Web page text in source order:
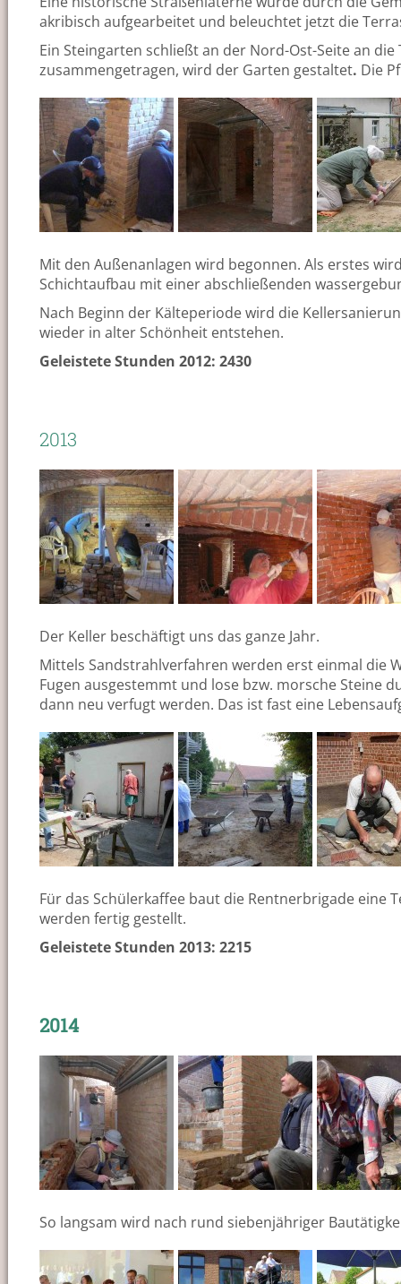
akribisch aufgearbeitet und beleuchtet jetzt die
Ein Steingarten schließt an der Nord-Ost-Seite an
zusammengetragen, wird der Garten gestaltet. Die
Mit den Außenanlagen wird begonnen. Als erstes
Schichtaufbau mit einer abschließenden
Nach Beginn der Kälteperiode wird die
wieder in alter Schönheit entstehen.
Geleistete Stunden 2012: 2430
2013
Der Keller beschäftigt uns das ganze Jahr.
Mittels Sandstrahlverfahren werden erst einmal die
Fugen ausgestemmt und lose bzw. morsche Steine
dann neu verfugt werden. Das ist fast eine
Für das Schülerkaffee baut die Rentnerbrigade eine
werden fertig gestellt.
Geleistete Stunden 2013: 2215
2014
So langsam wird nach rund siebenjähriger